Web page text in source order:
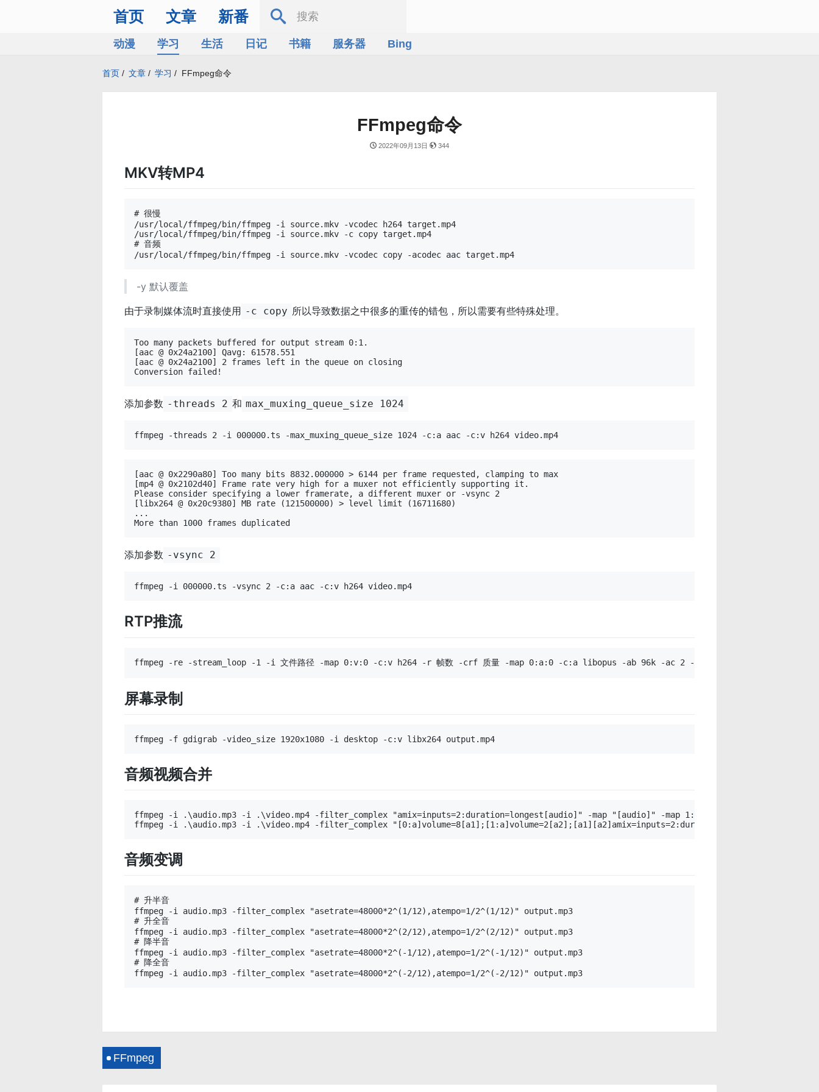
首页 文章 新番
动漫 学习 生活 日记 书籍 服务器 Bing
首页 / 文章 / 学习 / FFmpeg命令
FFmpeg命令
2022年09月13日 344
MKV转MP4
# 很慢
/usr/local/ffmpeg/bin/ffmpeg -i source.mkv -vcodec h264 target.mp4
/usr/local/ffmpeg/bin/ffmpeg -i source.mkv -c copy target.mp4
# 音频
-y 默认覆盖
由于录制媒体流时直接使用 -c copy 所以导致数据之中很多的重传的错包，所以需要有些特殊处理。
Too many packets buffered for output stream 0:1.
[aac @ 0x24a2100] Qavg: 61578.551
[aac @ 0x24a2100] 2 frames left in the queue on closing
添加参数 -threads 2 和 max_muxing_queue_size 1024
[aac @ 0x2290a80] Too many bits 8832.000000 > 6144 per frame requested, clamping to max
[mp4 @ 0x2102d40] Frame rate very high for a muxer not efficiently supporting it.
Please consider specifying a lower framerate, a different muxer or -vsync 2
[libx264 @ 0x20c9380] MB rate (121500000) > level limit (16711680)
...
添加参数 -vsync 2
RTP推流
屏幕录制
音频视频合并
ffmpeg -i .\audio.mp3 -i .\video.mp4 -filter_complex "amix=inputs=2:duration=longest[audio]" -map "[audio]" -map 1:v:0 out.mp4
音频变调
# 升半音
ffmpeg -i audio.mp3 -filter_complex "asetrate=48000*2^(1/12),atempo=1/2^(1/12)" output.mp3
# 升全音
ffmpeg -i audio.mp3 -filter_complex "asetrate=48000*2^(2/12),atempo=1/2^(2/12)" output.mp3
# 降半音
ffmpeg -i audio.mp3 -filter_complex "asetrate=48000*2^(-1/12),atempo=1/2^(-1/12)" output.mp3
# 降全音
FFmpeg